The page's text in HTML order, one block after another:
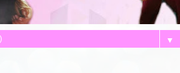
▼